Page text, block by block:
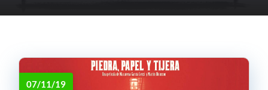
07/11/19